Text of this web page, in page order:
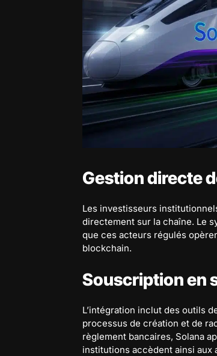
Gestion directe
Les investisseurs
directement sur la chaîne. Le
que ces acteurs régulés
blockchain.
Souscription en
L’intégration inclut des outils
processus de création et de
règlement bancaires, Solana
institutions accèdent ainsi aux